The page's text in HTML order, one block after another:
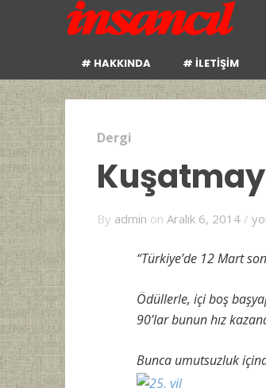
# HAKKINDA # İLETİŞİM
Dergi
By admin on Aralık 6, 2014 /
25
“Türkiye’de 12 Mart
Ödüllerle, içi boş
90’lar bunun hız
Bunca umutsuzluk